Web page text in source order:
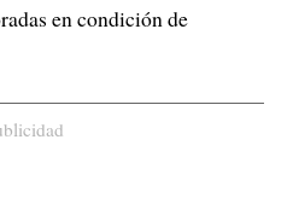
en condición de